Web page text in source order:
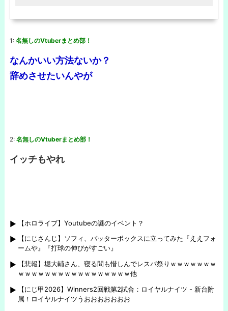
1: 名無しのVtuberまとめ部！
なんかいい方法ないか？
辞めさせたいんやが
2: 名無しのVtuberまとめ部！
イッチもやれ
【ホロライブ】Youtubeの謎のイベント？
【にじさんじ】ソフィ、バッターボックスに立ってみた『ええフォ
ームや』『打球の伸びがすごい』
【悲報】堀大輔さん、寝る間も惜しんでレスバ祭りｗｗｗｗｗｗｗ
ｗｗｗｗｗｗｗｗｗｗｗｗｗｗｗｗｗ他
【にじ甲2026】Winners2回戦第2試合：ロイヤルナイツ - 新台附
属！ロイヤルナイツうおおおおおおお